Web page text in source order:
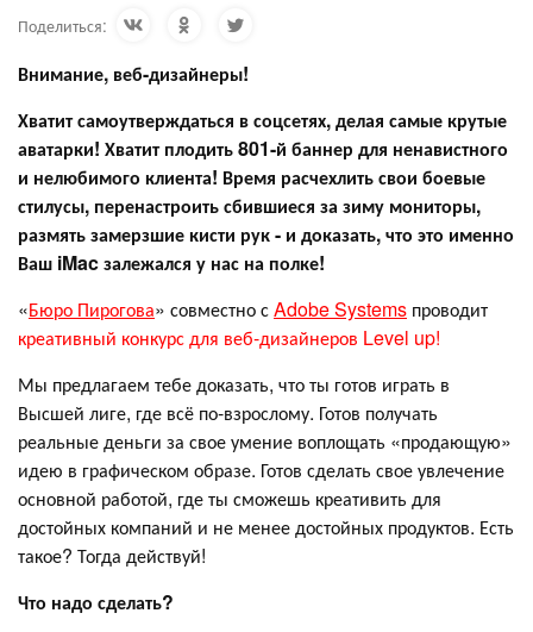
Поделиться:
Внимание, веб-дизайнеры!
Хватит самоутверждаться в соцсетях, делая самые крутые
аватарки! Хватит плодить 801-й баннер для ненавистного
и нелюбимого клиента! Время расчехлить свои боевые
стилусы, перенастроить сбившиеся за зиму мониторы,
размять замерзшие кисти рук - и доказать, что это именно
Ваш iMac залежался у нас на полке!
«Бюро Пирогова» совместно сAdobe Systems проводит
креативный конкурс для веб-дизайнеров Level up!
Мы предлагаем тебе доказать, что ты готов играть в
Высшей лиге, где всё по-взрослому. Готов получать
реальные деньги за свое умение воплощать «продающую»
идею в графическом образе. Готов сделать свое увлечение
основной работой, где ты сможешь креативить для
достойных компаний и не менее достойных продуктов. Есть
такое? Тогда действуй!
Что надо сделать?